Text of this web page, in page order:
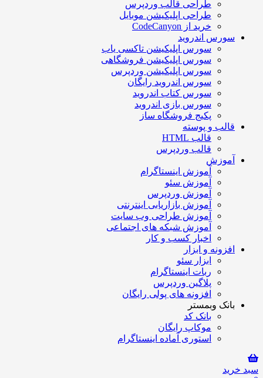
طراحی قالب وردپرس
طراحی اپلیکیشن موبایل
خرید از CodeCanyon
سورس اندروید
سورس اپلیکیشن تاکسی یاب
سورس اپلیکیشن فروشگاهی
سورس اپلیکیشن وردپرس
سورس اندروید رایگان
سورس کتاب اندروید
سورس بازی اندروید
پکیج فروشگاه ساز
قالب و پوسته
قالب HTML
قالب وردپرس
آموزش
آموزش اینستاگرام
آموزش سئو
آموزش وردپرس
آموزش بازاریابی اینترنتی
آموزش طراحی وب سایت
آموزش شبکه های اجتماعی
اخبار کسب و کار
افزونه و ابزار
ابزار سئو
ربات اینستاگرام
پلاگین وردپرس
افزونه های پولی رایگان
بانک وبمستر
بانک کد
موکاپ رایگان
استوری آماده اینستاگرام
سبد خرید